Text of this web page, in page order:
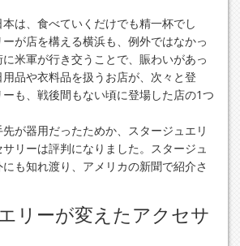
は、食べていくだけでも精一杯でし
が店を構える横浜も、例外ではなかっ
米軍が行き交うことで、賑わいがあっ
品や衣料品を扱うお店が、次々と登
も、戦後間もない頃に登場した店の1つ
が器用だったためか、スタージュエリ
リーは評判になりました。スタージュ
も知れ渡り、アメリカの新聞で紹介さ
リーが変えたアクセサ